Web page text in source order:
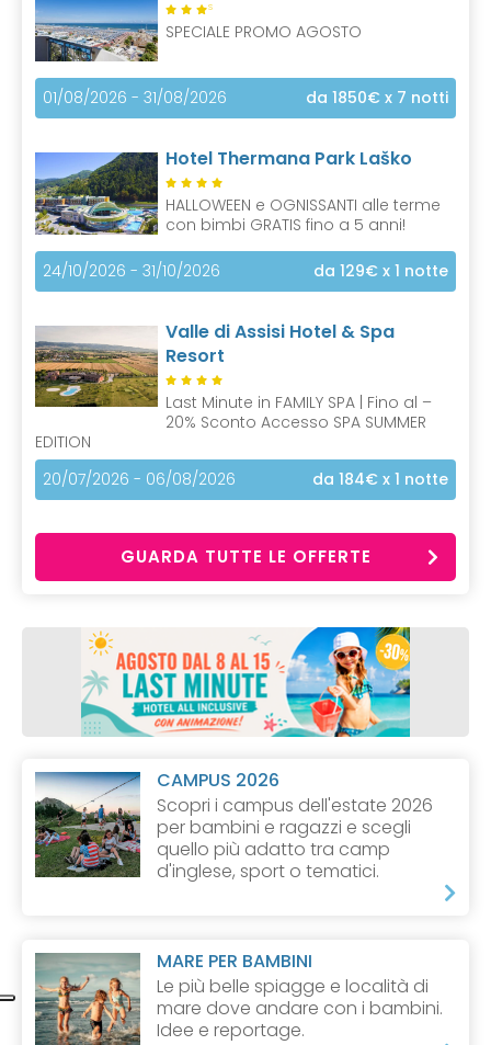
S
SPECIALE PROMO AGOSTO
01/08/2026 - 31/08/2026 da 1850€ x 7 notti
Hotel Thermana Park Laško
HALLOWEEN e OGNISSANTI alle terme
con bimbi GRATIS fino a 5 anni!
24/10/2026 - 31/10/2026 da 129€ x 1 notte
Valle di Assisi Hotel & Spa
Resort
Last Minute in FAMILY SPA | Fino al –
20% Sconto Accesso SPA SUMMER
EDITION
20/07/2026 - 06/08/2026
da 184€ x 1 notte
GUARDA TUTTE LE OFFERTE
CAMPUS 2026
Scopri i campus dell'estate 2026
per bambini e ragazzi e scegli
quello più adatto tra camp
d'inglese, sport o tematici.
MARE PER BAMBINI
Le più belle spiagge e località di
mare dove andare con i bambini.
Idee e reportage.